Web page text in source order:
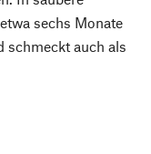
sechs Monate
schmeckt auch als